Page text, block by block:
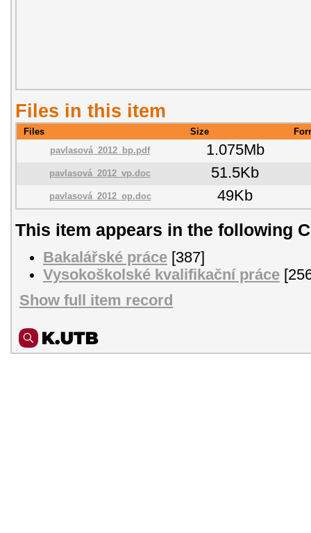
Files in this item
Files Size
pavlasová_2012_bp.pdf
1.075Mb
pavlasová_2012_vp.doc 51.5Kb
pavlasová_2012_op.doc 49Kb
This item appears in the following
Bakalářské práce [387]
Vysokoškolské kvalifikační práce
Show full item record